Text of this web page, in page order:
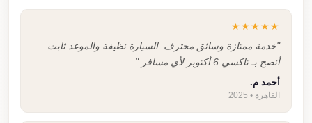
★★★★★
"خدمة ممتازة وسائق محترف. السيارة نظيفة والموعد ثابت.
أنصح بـ تاكسي 6 أكتوبر لأي مسافر."
أحمد م.
القاهرة • 2025